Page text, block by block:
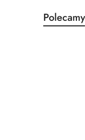
Pomiń karuzelę
Produkty
o
Polecamy